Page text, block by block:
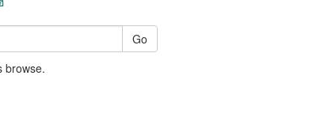
Go
browse.